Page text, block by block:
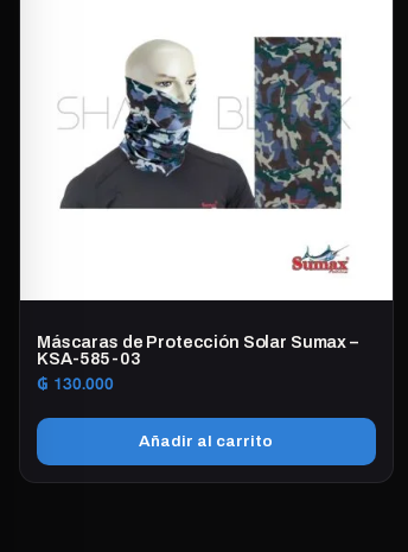
Máscaras de Protección Solar Sumax –
KSA-585-03
₲ 130.000
Añadir al carrito